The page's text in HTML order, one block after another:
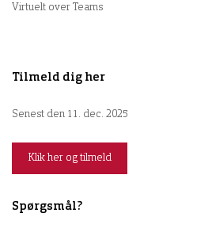
Virtuelt over Teams
Tilmeld dig her
Senest den 11. dec. 2025
Klik her og tilmeld
Spørgsmål?